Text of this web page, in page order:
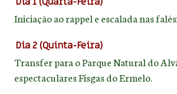
Iniciação ao rappel e escalada nas
Dia 2 (Quinta-Feira)
Transfer para o Parque Natural do
espectaculares Fisgas do Ermelo.